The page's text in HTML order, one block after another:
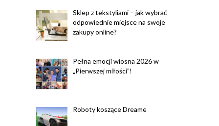
Sklep z tekstyliami – jak wybrać
odpowiednie miejsce na swoje
zakupy online?
Pełna emocji wiosna 2026 w
„Pierwszej miłości”!
Roboty koszące Dreame